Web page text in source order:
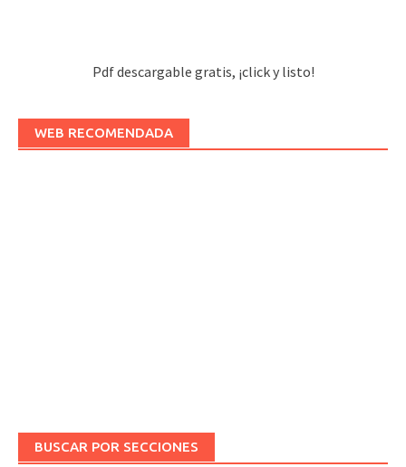
Pdf descargable gratis, ¡click y listo!
WEB RECOMENDADA
BUSCAR POR SECCIONES